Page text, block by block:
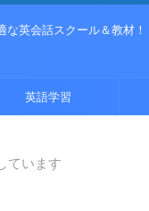
英会話スクール＆教材！
英語学習
ています